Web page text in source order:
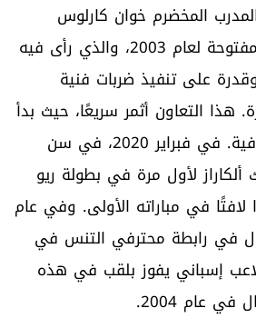
المخضرم خوان كارلوس
فيريرو، بطل فرنسا المفتوحة لعام 2003، والذي رأى فيه
على تنفيذ ضربات فنية
التعاون أثمر سريعًا، حيث بدأ
ألكاراز مسيرته الاحترافية. في فبراير 2020، في سن
لأول مرة في بطولة ريو
لافتًا في مباراته الأولى. وفي عام
في رابطة محترفي التنس في
لاعب إسباني يفوز بلقب في هذه
عام 2004.